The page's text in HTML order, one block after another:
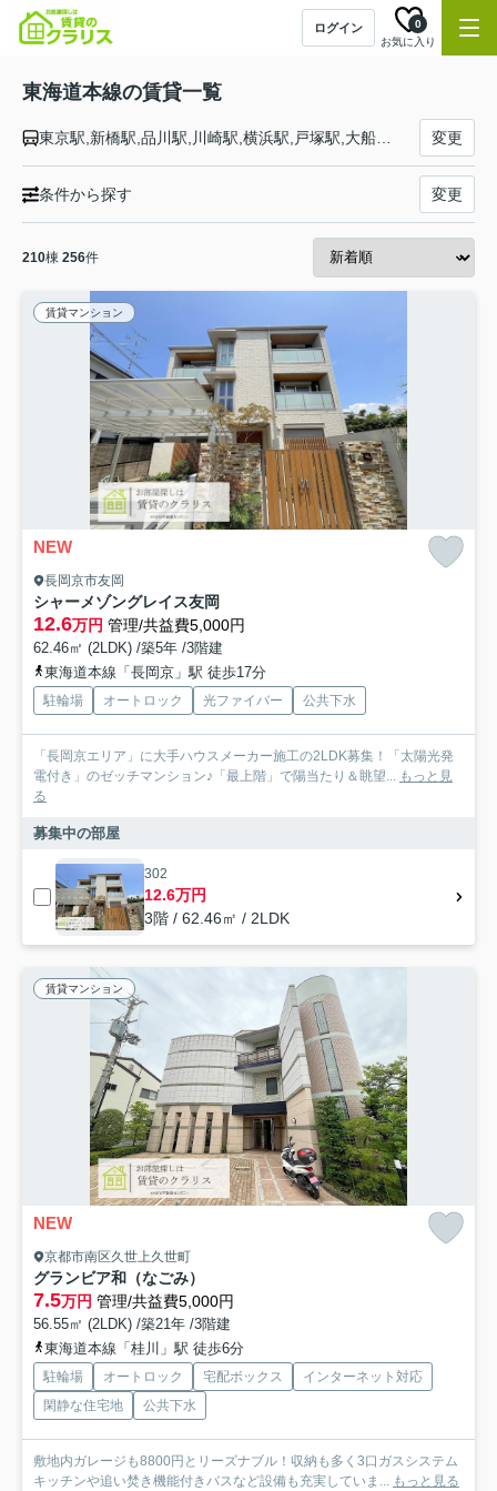
ログイン
お気に入り
0
東海道本線の賃貸一覧
変更
条件から探す 変更
210棟 256件
賃貸マンション
NEW
長岡京市友岡
シャーメゾングレイス友岡
12.6万円 管理/共益費5,000円
62.46㎡ (2LDK) /築5年 /3階建
東海道本線「長岡京」駅 徒歩17分
駐輪場 オートロック 光ファイバー 公共下水
「長岡京エリア」に大手ハウスメーカー施工の2LDK募集！「太陽光発
電付き」のゼッチマンション♪「最上階」で陽当たり＆眺望... もっと見
る
募集中の部屋
302
12.6万円
3階 / 62.46㎡ / 2LDK
賃貸マンション
NEW
京都市南区久世上久世町
グランビア和（なごみ）
7.5万円 管理/共益費5,000円
56.55㎡ (2LDK) /築21年 /3階建
東海道本線「桂川」駅 徒歩6分
駐輪場 オートロック 宅配ボックス
インターネット対応
閑静な住宅地
公共下水
敷地内ガレージも8800円とリーズナブル！収納も多く3口ガスシステム
キッチンや追い焚き機能付きバスなど設備も充実していま... もっと見る